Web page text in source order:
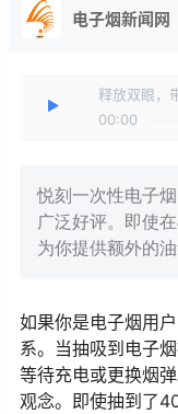
电子烟新闻网
释放双眼，
00:00
悦刻一次性电子
广泛好评。即使
为你提供额外的
如果你是电子烟用
系。当抽吸到电子
等待充电或更换烟
观念。即使抽到了